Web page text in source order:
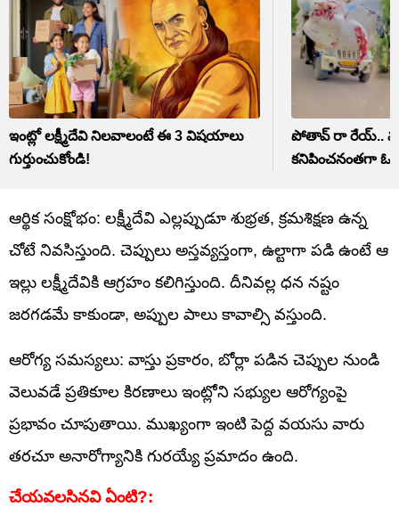
ఇంట్లో లక్ష్మీదేవి నిలవాలంటే ఈ 3 విషయాలు
గుర్తుంచుకోండి!
పోతావ్ రా రేయ్..
కనిపించనంతగా
ఆర్థిక సంక్షోభం: లక్ష్మీదేవి ఎల్లప్పుడూ శుభ్రత, క్రమశిక్షణ ఉన్న
చోటే నివసిస్తుంది. చెప్పులు అస్తవ్యస్తంగా, ఉల్టాగా పడి ఉంటే ఆ
ఇల్లు లక్ష్మీదేవికి ఆగ్రహం కలిగిస్తుంది. దీనివల్ల ధన నష్టం
జరగడమే కాకుండా, అప్పుల పాలు కావాల్సి వస్తుంది.
ఆరోగ్య సమస్యలు: వాస్తు ప్రకారం, బోర్లా పడిన చెప్పుల నుండి
వెలువడే ప్రతికూల కిరణాలు ఇంట్లోని సభ్యుల ఆరోగ్యంపై
ప్రభావం చూపుతాయి. ముఖ్యంగా ఇంటి పెద్ద వయసు వారు
తరచూ అనారోగ్యానికి గురయ్యే ప్రమాదం ఉంది.
చేయవలసినవి ఏంటి?: